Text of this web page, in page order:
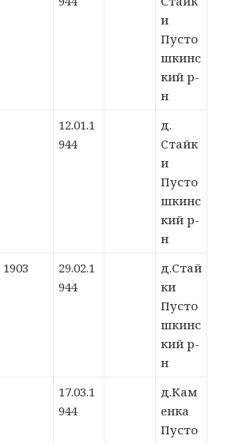
и
Пусто
шкинс
кий р-
н
12.01.1
944
д.
Стайк
и
Пусто
шкинс
кий р-
н
1903
29.02.1
944
д.Стай
ки
Пусто
шкинс
кий р-
н
17.03.1
944
д.Кам
енка
Пусто